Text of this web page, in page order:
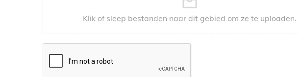
Klik of sleep bestanden naar dit gebied om ze te uploaden.